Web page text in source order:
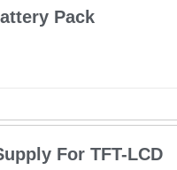
Pack
For TFT-LCD